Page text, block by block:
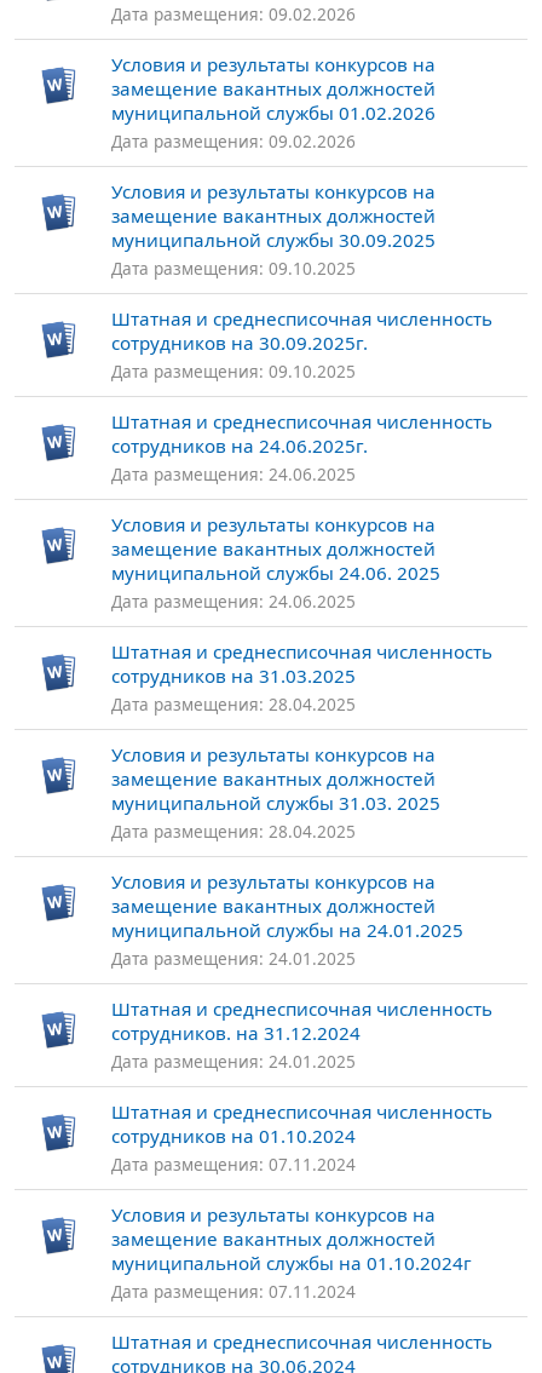
Дата размещения: 09.02.2026
Условия и результаты конкурсов на
замещение вакантных должностей
муниципальной службы 01.02.2026
Дата размещения: 09.02.2026
Условия и результаты конкурсов на
замещение вакантных должностей
муниципальной службы 30.09.2025
Дата размещения: 09.10.2025
Штатная и среднесписочная численность
сотрудников на 30.09.2025г.
Дата размещения: 09.10.2025
Штатная и среднесписочная численность
сотрудников на 24.06.2025г.
Дата размещения: 24.06.2025
Условия и результаты конкурсов на
замещение вакантных должностей
муниципальной службы 24.06. 2025
Дата размещения: 24.06.2025
Штатная и среднесписочная численность
сотрудников на 31.03.2025
Дата размещения: 28.04.2025
Условия и результаты конкурсов на
замещение вакантных должностей
муниципальной службы 31.03. 2025
Дата размещения: 28.04.2025
Условия и результаты конкурсов на
замещение вакантных должностей
муниципальной службы на 24.01.2025
Дата размещения: 24.01.2025
Штатная и среднесписочная численность
сотрудников. на 31.12.2024
Дата размещения: 24.01.2025
Штатная и среднесписочная численность
сотрудников на 01.10.2024
Дата размещения: 07.11.2024
Условия и результаты конкурсов на
замещение вакантных должностей
муниципальной службы на 01.10.2024г
Дата размещения: 07.11.2024
Штатная и среднесписочная численность
сотрудников на 30.06.2024